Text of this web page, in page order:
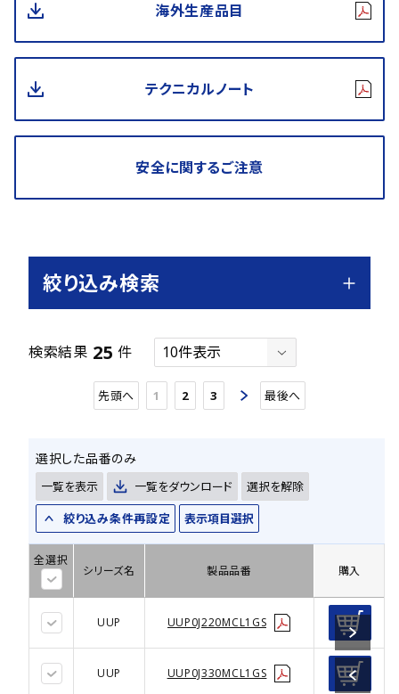
海外生産品目
テクニカルノート
安全に関するご注意
絞り込み検索
検索結果 25 件
先頭へ 1 2 3 最後へ
選択した品番のみ
一覧を表示 一覧をダウンロード
選択を解除
絞り込み条件再設定
表示項目選択
全選択
シリーズ名 製品品番 購入
UUP UUP0J220MCL1GS
UUP UUP0J330MCL1GS